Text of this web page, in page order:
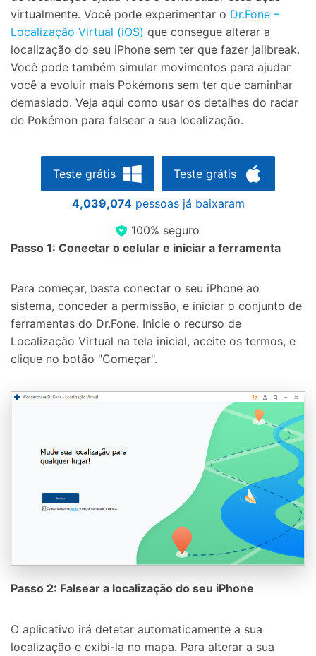
50M+ usuários, 17+ anos
Desbloqueie e repare seu celular
Recupere, proteja e transfira dados faclimente
Tecnologia de IA, sem complicação
Abrir APP Teste Online
virtualmente. Você pode experimentar o Dr.Fone –
Localização Virtual (iOS) que consegue alterar a
localização do seu iPhone sem ter que fazer jailbreak.
Você pode também simular movimentos para ajudar
você a evoluir mais Pokémons sem ter que caminhar
demasiado. Veja aqui como usar os detalhes do radar
de Pokémon para falsear a sua localização.
Teste grátis Teste grátis
4,039,074pessoas já baixaram
100% seguro
Passo 1: Conectar o celular e iniciar a ferramenta
Para começar, basta conectar o seu iPhone ao
sistema, conceder a permissão, e iniciar o conjunto de
ferramentas do Dr.Fone. Inicie o recurso de
Localização Virtual na tela inicial, aceite os termos, e
clique no botão "Começar".
Passo 2: Falsear a localização do seu iPhone
O aplicativo irá detetar automaticamente a sua
localização e exibi-la no mapa. Para alterar a sua